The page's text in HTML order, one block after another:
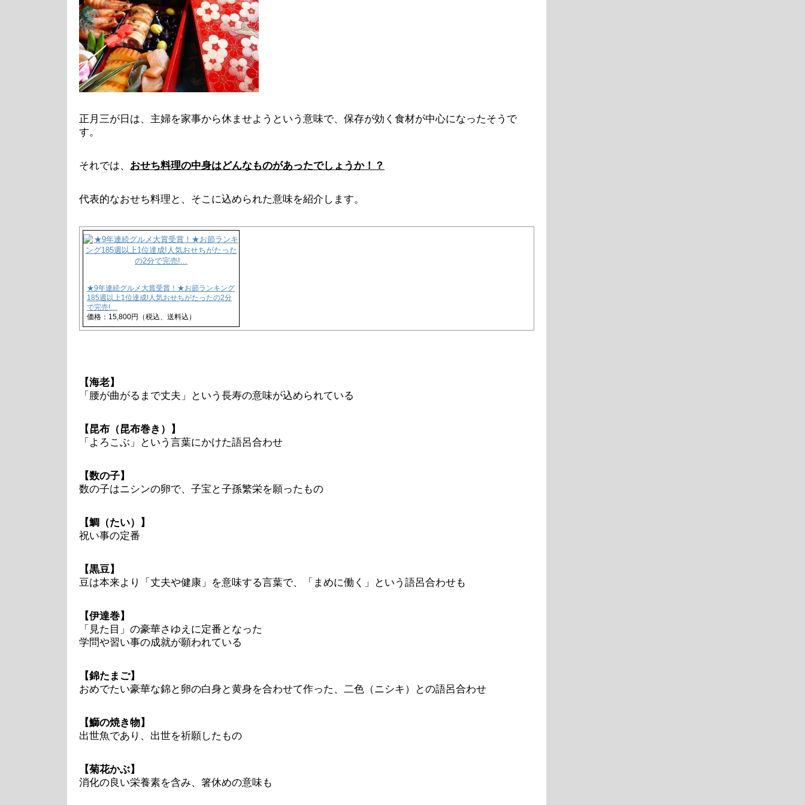
正月三が日は、主婦を家事から休ませようという意味で、保存が効く食材が中心になったそうで
す。
それでは、 おせち料理の中身はどんなものがあったでしょうか！？
代表的なおせち料理と、そこに込められた意味を紹介します。
★9年連続グルメ大賞受賞！★お節ランキング
185週以上1位達成!人気おせちがたったの2分
で完売!…
価格：15,800円（税込、送料込）
【海老】
「腰が曲がるまで丈夫」という長寿の意味が込められている
【昆布（昆布巻き）】
「よろこぶ」という言葉にかけた語呂合わせ
【数の子】
数の子はニシンの卵で、子宝と子孫繁栄を願ったもの
【鯛（たい）】
祝い事の定番
【黒豆】
豆は本来より「丈夫や健康」を意味する言葉で、「まめに働く」という語呂合わせも
【伊達巻】
「見た目」の豪華さゆえに定番となった
学問や習い事の成就が願われている
【錦たまご】
おめでたい豪華な錦と卵の白身と黄身を合わせて作った、二色（ニシキ）との語呂合わせ
【鰤の焼き物】
出世魚であり、出世を祈願したもの
【菊花かぶ】
消化の良い栄養素を含み、箸休めの意味も